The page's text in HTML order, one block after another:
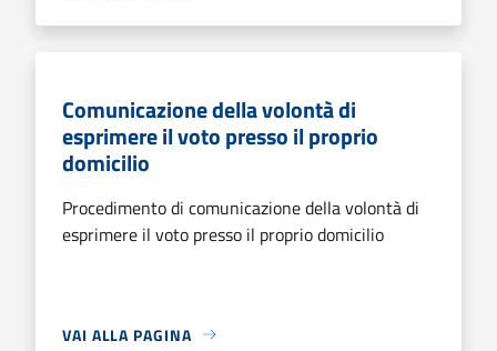
Comunicazione della volontà di
esprimere il voto presso il proprio
domicilio
Procedimento di comunicazione della volontà di
esprimere il voto presso il proprio domicilio
VAI ALLA PAGINA